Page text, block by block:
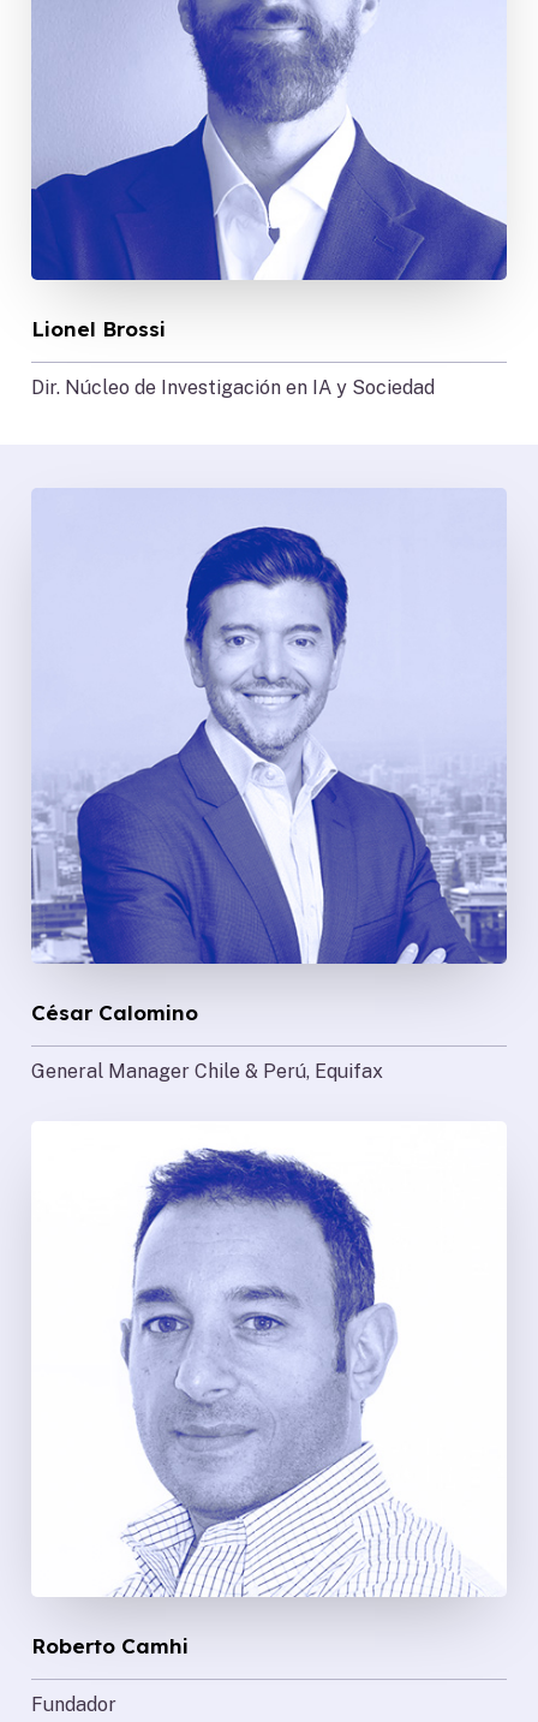
Lionel Brossi
Dir. Núcleo de Investigación en IA y Sociedad
César Calomino
General Manager Chile & Perú, Equifax
Roberto Camhi
Fundador